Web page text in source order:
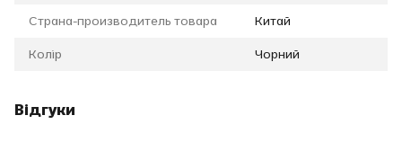
Страна-производитель товара Китай
Колір Чорний
Відгуки